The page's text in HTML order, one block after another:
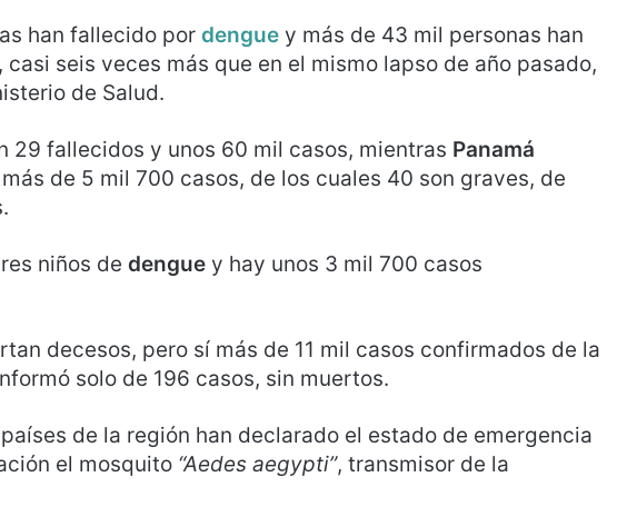
han fallecido por dengue y más de 43 mil personas han
seis veces más que en el mismo lapso de año pasado,
de Salud.
29 fallecidos y unos 60 mil casos, mientras Panamá
de 5 mil 700 casos, de los cuales 40 son graves, de
niños de dengue y hay unos 3 mil 700 casos
decesos, pero sí más de 11 mil casos confirmados de la
solo de 196 casos, sin muertos.
de la región han declarado el estado de emergencia
el mosquito “Aedes aegypti”, transmisor de la